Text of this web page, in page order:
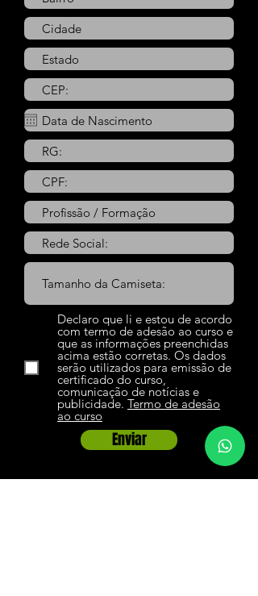
Declaro que li e estou de acordo
com termo de adesão ao curso e
que as informações preenchidas
acima estão corretas. Os dados
serão utilizados para emissão de
certificado do curso,
comunicação de notícias e
publicidade. Termo de adesão
ao curso
Enviar